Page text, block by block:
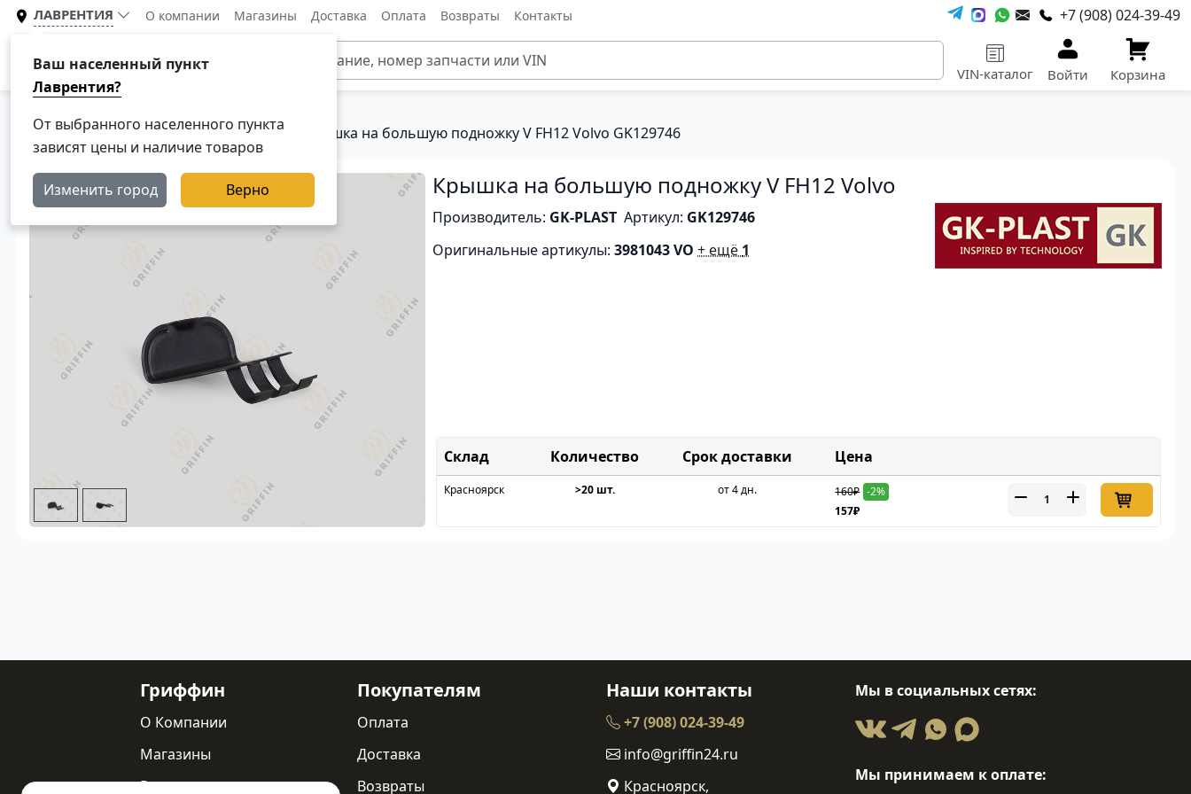
ЛАВРЕНТИЯ
Ваш населенный пункт
Лаврентия?
От выбранного населенного пункта
зависят цены и наличие товаров
Изменить город Верно
О компании Магазины Доставка Оплата Возвраты Контакты +7 (908) 024-39-49
Каталог
VIN-каталог Войти Корзина
Главная Каталог Кузовные детали Крышка на большую подножку V FH12 Volvo GK129746
Крышка на большую подножку V FH12 Volvo
Производитель: GK-PLAST Артикул: GK129746
Оригинальные артикулы:3981043 VO + ещё 1
Склад Срок доставки Цена
Красноярск >20 шт. от 4 дн. 160₽ -2%
157₽
Гриффин
О Компании
Магазины
Реквизиты
Покупателям
Оплата
Доставка
Возвраты
Наши контакты
+7 (908) 024-39-49
info@griffin24.ru
Красноярск,
Мы в социальных сетях:
Мы принимаем к оплате: